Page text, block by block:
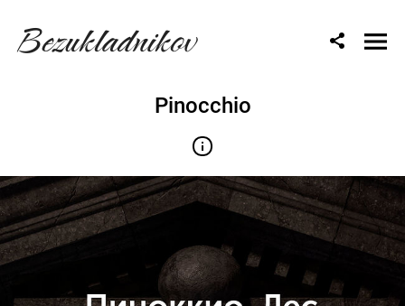
Bezukladnikov
Pinocchio